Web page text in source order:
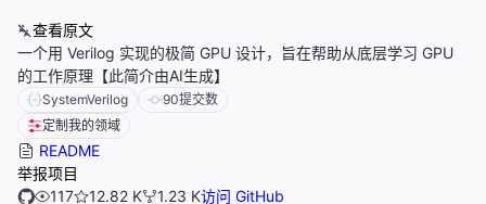
查看原文
一个用 Verilog 实现的极简 GPU 设计，旨在帮助从底层学习 GPU
的工作原理【此简介由AI生成】
SystemVerilog 90提交数
定制我的领域
README
举报项目
117
12.82 K 1.23 K访问 GitHub